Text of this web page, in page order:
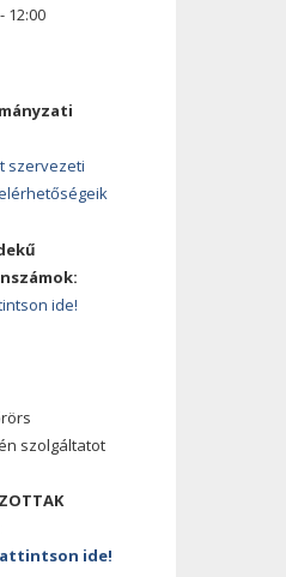
12:00
szervezeti
ide!
szolgáltatot
ide!